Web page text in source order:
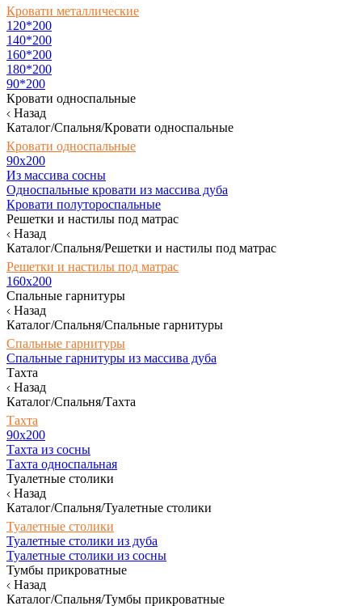
Кровати металлические
120*200
140*200
160*200
180*200
90*200
Кровати односпальные
Назад
Каталог/Спальня/Кровати односпальные
Кровати односпальные
90х200
Из массива сосны
Односпальные кровати из массива дуба
Кровати полутороспальные
Решетки и настилы под матрас
Назад
Каталог/Спальня/Решетки и настилы под матрас
Решетки и настилы под матрас
160х200
Спальные гарнитуры
Назад
Каталог/Спальня/Спальные гарнитуры
Спальные гарнитуры
Спальные гарнитуры из массива дуба
Тахта
Назад
Каталог/Спальня/Тахта
Тахта
90х200
Тахта из сосны
Тахта односпальная
Туалетные столики
Назад
Каталог/Спальня/Туалетные столики
Туалетные столики
Туалетные столики из дуба
Туалетные столики из сосны
Тумбы прикроватные
Назад
Каталог/Спальня/Тумбы прикроватные